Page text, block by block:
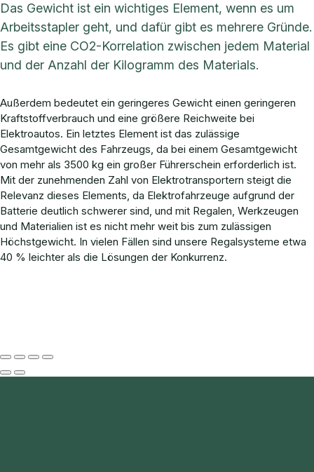
Das Gewicht ist ein wichtiges Element, wenn es um
Arbeitsstapler geht, und dafür gibt es mehrere Gründe.
Es gibt eine CO2-Korrelation zwischen jedem Material
und der Anzahl der Kilogramm des Materials.
Außerdem bedeutet ein geringeres Gewicht einen geringeren
Kraftstoffverbrauch und eine größere Reichweite bei
Elektroautos. Ein letztes Element ist das zulässige
Gesamtgewicht des Fahrzeugs, da bei einem Gesamtgewicht
von mehr als 3500 kg ein großer Führerschein erforderlich ist.
Mit der zunehmenden Zahl von Elektrotransportern steigt die
Relevanz dieses Elements, da Elektrofahrzeuge aufgrund der
Batterie deutlich schwerer sind, und mit Regalen, Werkzeugen
und Materialien ist es nicht mehr weit bis zum zulässigen
Höchstgewicht. In vielen Fällen sind unsere Regalsysteme etwa
40 % leichter als die Lösungen der Konkurrenz.